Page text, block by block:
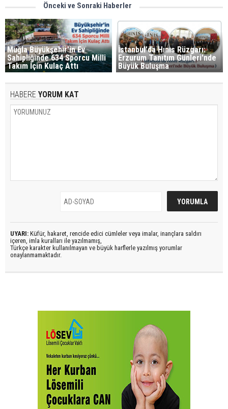
Önceki ve Sonraki Haberler
Muğla Büyükşehir’in Ev
Sahipliğinde 634 Sporcu Milli
Takım İçin Kulaç Attı
İstanbul'da Hınıs Rüzgarı:
Erzurum Tanıtım Günleri'nde
Büyük Buluşma
HABERE YORUM KAT
UYARI: Küfür, hakaret, rencide edici cümleler veya imalar, inançlara saldırı
içeren, imla kuralları ile yazılmamış,
Türkçe karakter kullanılmayan ve büyük harflerle yazılmış yorumlar
onaylanmamaktadır.